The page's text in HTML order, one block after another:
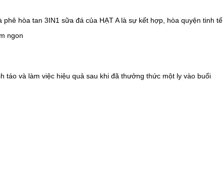
hòa tan 3IN1 sữa đá của HẠT A là sự kết hợp, hòa quyện tinh tế
ngon
táo và làm việc hiệu quả sau khi đã thưởng thức một ly vào buổi